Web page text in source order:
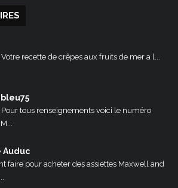
recette de crêpes aux fruits de mer a l...
Pour tous renseignements voici le numéro
faire pour acheter des assiettes Maxwell and